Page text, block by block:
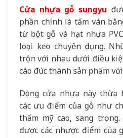
Cửa nhựa gỗ sungyu
phần chính là tấm ván
từ bột gỗ và hạt nhựa
loại keo chuyên dụng.
trộn với nhau dưới điều
cáo đúc thành sản phẩm
Dòng cửa nhựa này thừa
các ưu điểm của gỗ như
thẩm mỹ cao, sang
được các nhược điểm của